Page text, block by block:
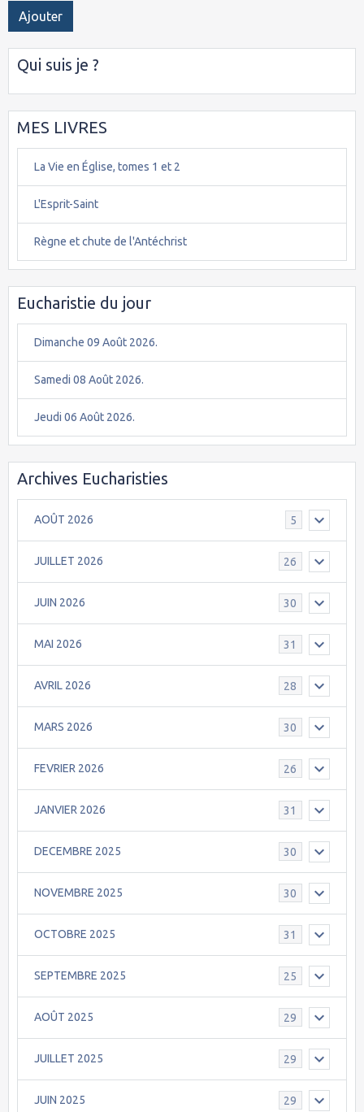
Ajouter
Qui suis je ?
MES LIVRES
La Vie en Église, tomes 1 et 2
L'Esprit-Saint
Règne et chute de l'Antéchrist
Eucharistie du jour
Dimanche 09 Août 2026.
Samedi 08 Août 2026.
Jeudi 06 Août 2026.
Archives Eucharisties
AOÛT 2026 5
JUILLET 2026 26
JUIN 2026 30
MAI 2026 31
AVRIL 2026 28
MARS 2026 30
FEVRIER 2026 26
JANVIER 2026 31
DECEMBRE 2025 30
NOVEMBRE 2025 30
OCTOBRE 2025 31
SEPTEMBRE 2025 25
AOÛT 2025 29
JUILLET 2025 29
JUIN 2025 29